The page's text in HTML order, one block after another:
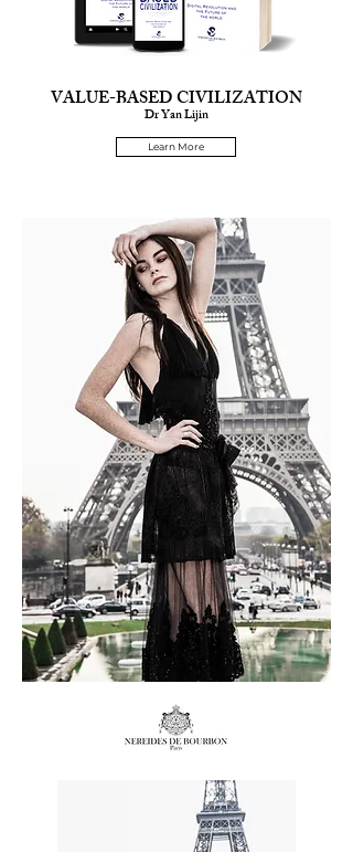
VALUE-BASED CIVILIZATION
Dr Yan Lijin
Learn More